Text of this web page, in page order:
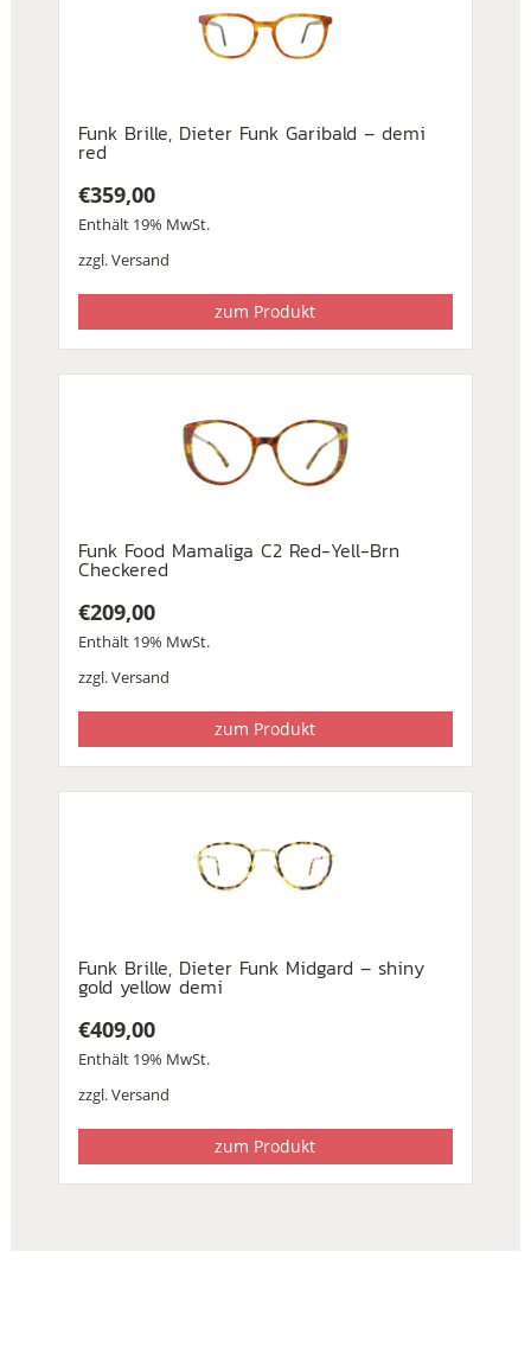
Funk Brille, Dieter Funk Garibald – demi
red
€359,00
Enthält 19% MwSt.
zzgl.Versand
zum Produkt
Funk Food Mamaliga C2 Red-Yell-Brn
Checkered
€209,00
Enthält 19% MwSt.
zzgl.Versand
zum Produkt
Funk Brille, Dieter Funk Midgard – shiny
gold yellow demi
€409,00
Enthält 19% MwSt.
zzgl.Versand
zum Produkt